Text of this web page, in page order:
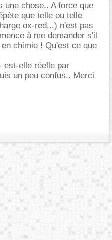
une chose.. A force que
que telle ou telle
ox-red...) n'est pas
à me demander s'il
chimie ! Qu'est ce que
est-elle réelle par
un peu confus.. Merci